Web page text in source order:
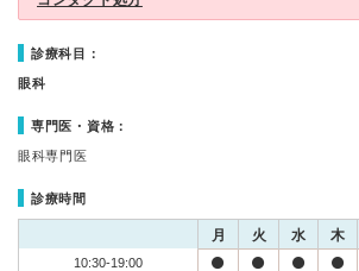
診療科目：
眼科
専門医・資格：
眼科専門医
診療時間
月 火 水 木
10:30-19:00